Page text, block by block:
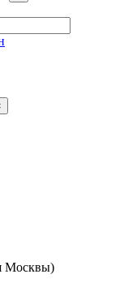
Москвы)